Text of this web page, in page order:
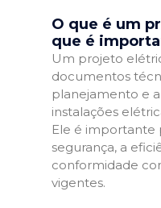
O que é um
que é
Um projeto
documentos
planejamento e
instalações
Ele é importante
segurança, a
conformidade
vigentes.